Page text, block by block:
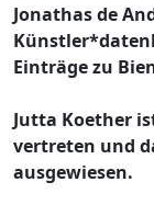
Jonathas de
Einträge zu
Jutta Koether
vertreten und
ausgewiesen.